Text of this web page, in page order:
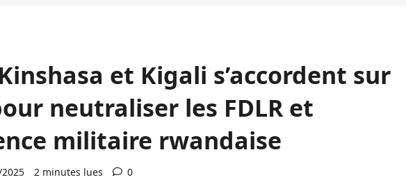
et Kigali s’accordent sur
neutraliser les FDLR et
militaire rwandaise
2 minutes lues 0